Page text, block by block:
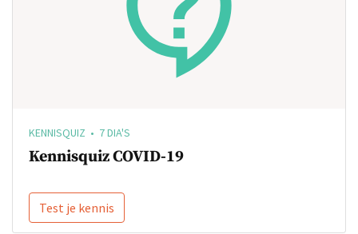
KENNISQUIZ • 7 DIA'S
Kennisquiz COVID-19
Test je kennis